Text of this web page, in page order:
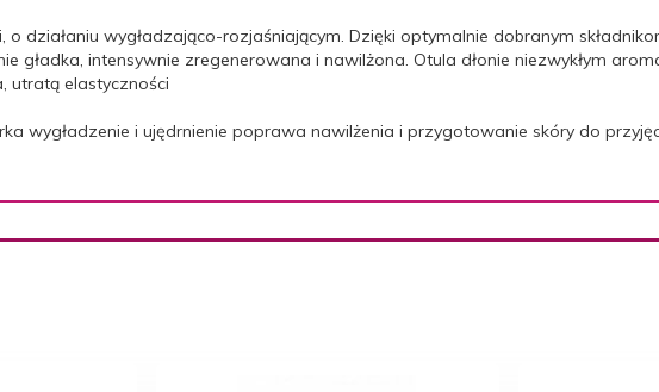
działaniu wygładzająco-rozjaśniającym. Dzięki optymalnie dobranym
gładka, intensywnie zregenerowana i nawilżona. Otula dłonie niezwykłym
utratą elastyczności
wygładzenie i ujędrnienie poprawa nawilżenia i przygotowanie skóry do